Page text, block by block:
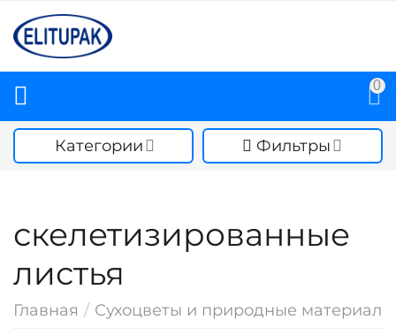
0
Категории Фильтры
скелетизированные
листья
Главная / Сухоцветы и природные материалы